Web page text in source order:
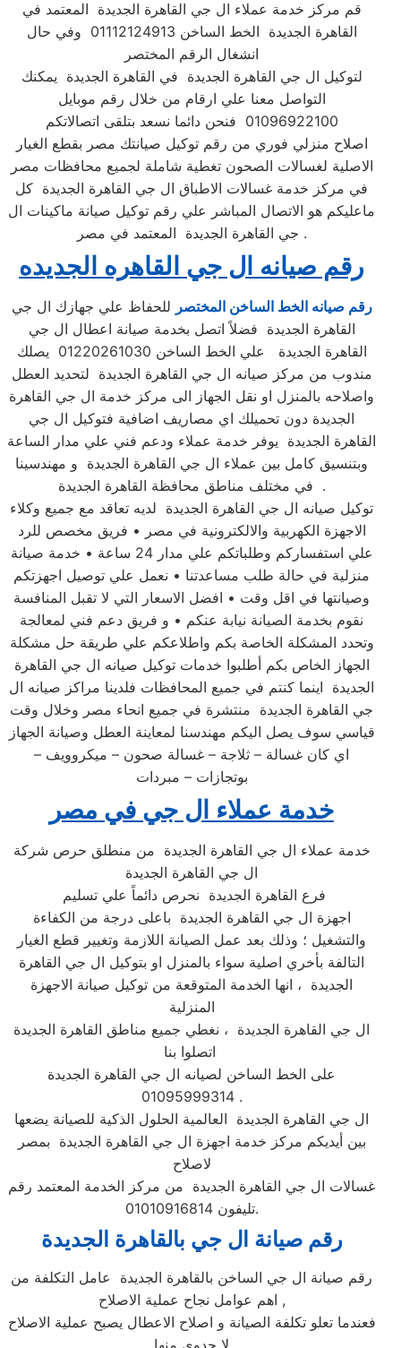
قم مركز خدمة عملاء ال جي القاهرة الجديدة المعتمد في
القاهرة الجديدة الخط الساخن 01112124913 وفي حال
انشغال الرقم المختصر
لتوكيل ال جي القاهرة الجديدة في القاهرة الجديدة يمكنك
التواصل معنا علي ارقام من خلال رقم موبايل
01096922100 فنحن دائما نسعد بتلقى اتصالاتكم
اصلاح منزلي فوري من رقم توكيل صيانتك مصر بقطع الغيار
الاصلية لغسالات الصحون تغطية شاملة لجميع محافظات مصر
في مركز خدمة غسالات الاطباق ال جي القاهرة الجديدة كل
ماعليكم هو الاتصال المباشر علي رقم توكيل صيانة ماكينات ال
جي القاهرة الجديدة المعتمد في مصر .
رقم صيانه ال جي القاهره الجديده
رقم صيانه الخط الساخن المختصر للحفاظ علي جهازك ال جي
القاهرة الجديدة فضلاً اتصل بخدمة صيانة اعطال ال جي
القاهرة الجديدة علي الخط الساخن 01220261030 يصلك
مندوب من مركز صيانه ال جي القاهرة الجديدة لتحديد العطل
واصلاحه بالمنزل او نقل الجهاز الى مركز خدمة ال جي القاهرة
الجديدة دون تحميلك اي مصاريف اضافية فتوكيل ال جي
القاهرة الجديدة يوفر خدمة عملاء ودعم فني علي مدار الساعة
وبتنسيق كامل بين عملاء ال جي القاهرة الجديدة و مهندسينا
في مختلف مناطق محافظة القاهرة الجديدة .
توكيل صيانه ال جي القاهرة الجديدة لديه تعاقد مع جميع وكلاء
الاجهزة الكهربية والالكترونية في مصر • فريق مخصص للرد
علي استفساركم وطلباتكم علي مدار 24 ساعة • خدمة صيانة
منزلية في حالة طلب مساعدتنا • نعمل علي توصيل اجهزتكم
وصيانتها في اقل وقت • افضل الاسعار التي لا تقبل المنافسة
نقوم بخدمة الصيانة نيابة عنكم • و فريق دعم فني لمعالجة
وتحدد المشكلة الخاصة بكم واطلاعكم علي طريقة حل مشكلة
الجهاز الخاص بكم أطلبوا خدمات توكيل صيانه ال جي القاهرة
الجديدة اينما كنتم في جميع المحافظات فلدينا مراكز صيانه ال
جي القاهرة الجديدة منتشرة في جميع انحاء مصر وخلال وقت
قياسي سوف يصل اليكم مهندسنا لمعاينة العطل وصيانة الجهاز
اي كان غسالة – ثلاجة – غسالة صحون – ميكروويف –
بوتجازات – مبردات
خدمة عملاء ال جي في مصر
خدمة عملاء ال جي القاهرة الجديدة من منطلق حرص شركة
ال جي القاهرة الجديدة
فرع القاهرة الجديدة نحرص دائماً علي تسليم
اجهزة ال جي القاهرة الجديدة باعلى درجة من الكفاءة
والتشغيل ؛ وذلك بعد عمل الصيانة اللازمة وتغيير قطع الغيار
التالفة بأخري اصلية سواء بالمنزل او بتوكيل ال جي القاهرة
الجديدة ، انها الخدمة المتوقعة من توكيل صيانة الاجهزة
المنزلية
ال جي القاهرة الجديدة ، نغطي جميع مناطق القاهرة الجديدة
اتصلوا بنا
على الخط الساخن لصيانه ال جي القاهرة الجديدة
01095999314 .
ال جي القاهرة الجديدة العالمية الحلول الذكية للصيانة يضعها
بين أيديكم مركز خدمة اجهزة ال جي القاهرة الجديدة بمصر
لاصلاح
غسالات ال جي القاهرة الجديدة من مركز الخدمة المعتمد رقم
تليفون 01010916814.
رقم صيانة ال جي بالقاهرة الجديدة
رقم صيانة ال جي الساخن بالقاهرة الجديدة عامل التكلفة من
اهم عوامل نجاح عملية الاصلاح ,
فعندما تعلو تكلفة الصيانة و اصلاح الاعطال يصبح عملية الاصلاح
لا جدوي منها